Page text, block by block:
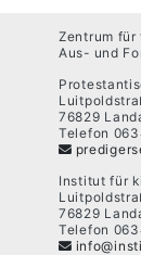
Zentrum
Aus- und
76829
Telefon
Institut für
76829
Telefon